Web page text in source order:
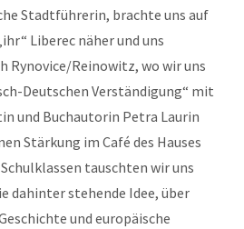
Stadtführerin, brachte uns auf
Liberec näher und uns
Rynovice/Reinowitz, wo wir uns
Deutschen Verständigung“ mit
und Buchautorin Petra Laurin
Stärkung im Café des Hauses
tauschten wir uns
dahinter stehende Idee, über
und europäische